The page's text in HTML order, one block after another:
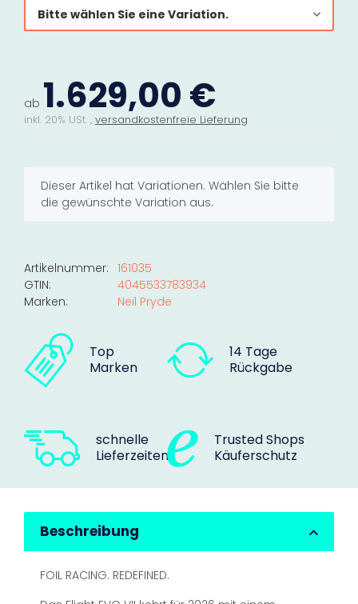
Bitte wählen Sie eine Variation.
ab 1.629,00 €
inkl. 20% USt. , versandkostenfreie Lieferung
xDieser Artikel hat Variationen. Wählen Sie bitte
die gewünschte Variation aus.
Artikelnummer: 161035
GTIN:
4045533783934
Marken:
Neil Pryde
Top
Marken
14 Tage
Rückgabe
schnelle
Lieferzeiten
Trusted Shops
Käuferschutz
Beschreibung
FOIL RACING. REDEFINED.